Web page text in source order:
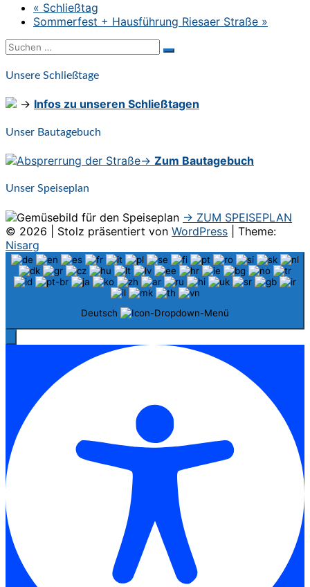
« Schließtag
Sommerfest + Hausführung Riesaer Straße »
Suchen
nach:
Suchen
Unsere Schließtage
→ Infos zu unseren Schließtagen
Unser Bautagebuch
→ Zum Bautagebuch
Unser Speiseplan
→ ZUM SPEISEPLAN
© 2026
Stolz präsentiert von WordPress
Theme:
Nisarg
Deutsch